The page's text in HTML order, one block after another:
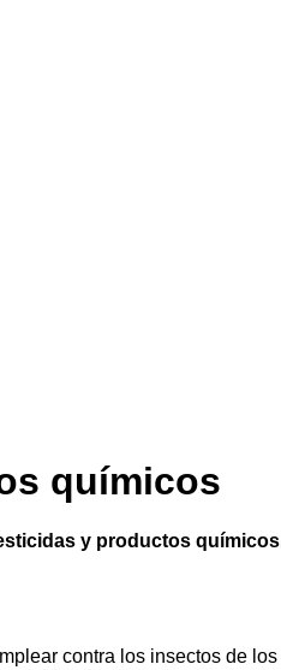
químicos
y productos
contra los insectos de